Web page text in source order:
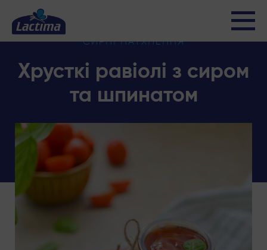
СИРНІ НАТХНЕННЯ
Хрусткі равіолі з сиром
та шпинатом